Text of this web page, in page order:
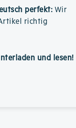
perfekt: Wir
richtig
und lesen!